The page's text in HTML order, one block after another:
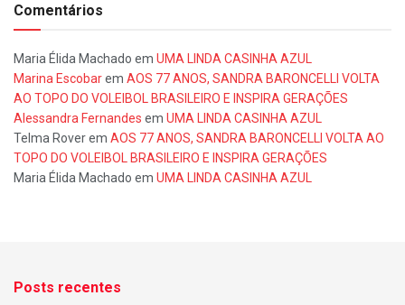
Comentários
Maria Élida Machado em UMA LINDA CASINHA AZUL
Marina Escobarem AOS 77 ANOS, SANDRA BARONCELLI VOLTA
AO TOPO DO VOLEIBOL BRASILEIRO E INSPIRA GERAÇÕES
Alessandra Fernandes em UMA LINDA CASINHA AZUL
Telma Roverem AOS 77 ANOS, SANDRA BARONCELLI VOLTA AO
TOPO DO VOLEIBOL BRASILEIRO E INSPIRA GERAÇÕES
Maria Élida Machado em UMA LINDA CASINHA AZUL
Posts recentes